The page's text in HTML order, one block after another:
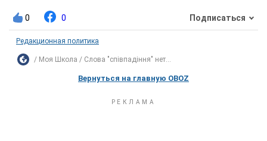
0 0 Подписаться
Редакционная политика
Моя Школа Слова "співпадіння" нет...
Вернуться на главную OBOZ